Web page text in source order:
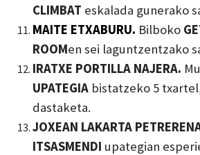
CLIMBAT eskalada gunerako
MAITE ETXABURU. Bilboko
ROOMen sei laguntzentzako
IRATXE PORTILLA NAJERA.
UPATEGIA bistatzeko 5
dastaketa.
JOXEAN LAKARTA
ITSASMENDI upategian